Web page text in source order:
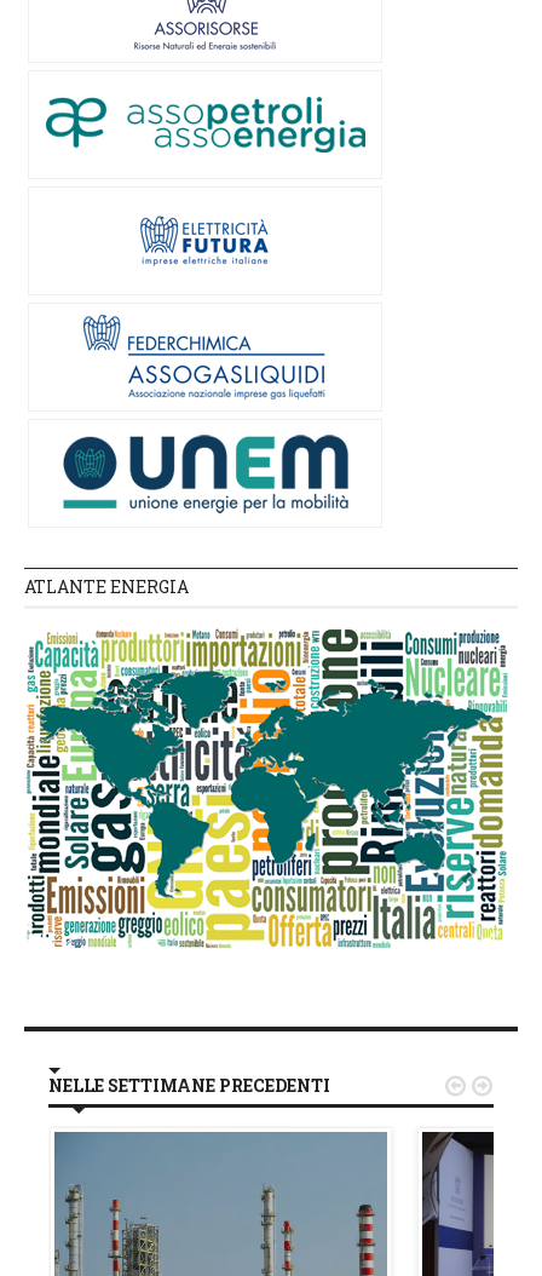
ATLANTE ENERGIA
NELLE SETTIMANE PRECEDENTI  